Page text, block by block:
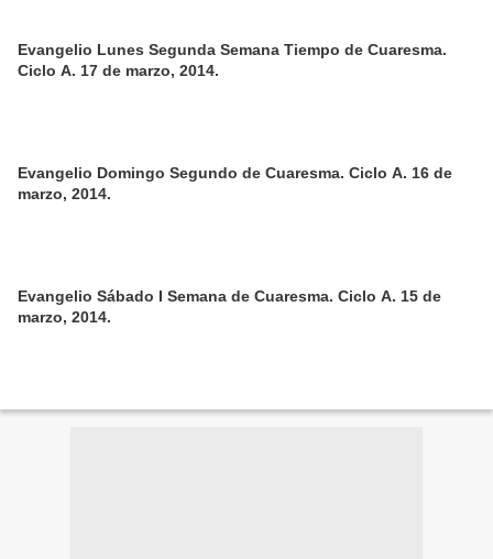
Evangelio Lunes Segunda Semana Tiempo de Cuaresma.
Ciclo A. 17 de marzo, 2014.
Evangelio Domingo Segundo de Cuaresma. Ciclo A. 16 de
marzo, 2014.
Evangelio Sábado I Semana de Cuaresma. Ciclo A. 15 de
marzo, 2014.